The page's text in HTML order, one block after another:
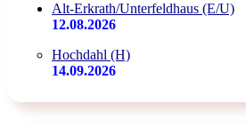
Alt-Erkrath/Unterfeldhaus (E/U)
12.08.2026
Hochdahl (H)
14.09.2026